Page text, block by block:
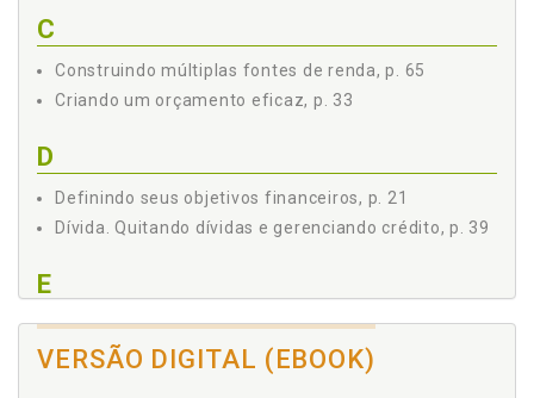
C
Construindo múltiplas fontes de renda, p. 65
Criando um orçamento eficaz, p. 33
D
Definindo seus objetivos financeiros, p. 21
Dívida. Quitando dívidas e gerenciando crédito, p. 39
E
Educação financeira. Importância, p. 59
Encerramento e a jornada da liberdade financeira, p.
VERSÃO DIGITAL (EBOOK)